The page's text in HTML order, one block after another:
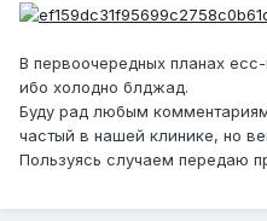
В первоочередных планах
ибо холодно блджад.
Буду рад любым
частый в нашей клинике, но
Пользуясь случаем передаю